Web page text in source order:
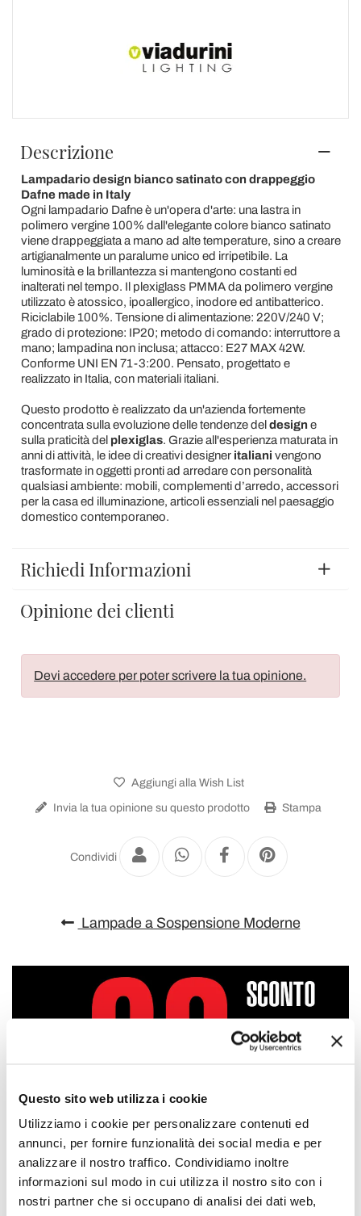
Questo sito web utilizza i cookie
Utilizziamo i cookie per personalizzare contenuti ed
annunci, per fornire funzionalità dei social media e per
analizzare il nostro traffico. Condividiamo inoltre
informazioni sul modo in cui utilizza il nostro sito con i
nostri partner che si occupano di analisi dei dati web,
Descrizione
Lampadario design bianco satinato con drappeggio
Dafne made in Italy
Ogni lampadario Dafne è un'opera d'arte: una lastra in
polimero vergine 100% dall'elegante colore bianco satinato
viene drappeggiata a mano ad alte temperature, sino a creare
artigianalmente un paralume unico ed irripetibile. La
luminosità e la brillantezza si mantengono costanti ed
inalterati nel tempo. Il plexiglass PMMA da polimero vergine
utilizzato è atossico, ipoallergico, inodore ed antibatterico.
Riciclabile 100%. Tensione di alimentazione: 220V/240 V;
grado di protezione: IP20; metodo di comando: interruttore a
mano; lampadina non inclusa; attacco: E27 MAX 42W.
Conforme UNI EN 71-3:200. Pensato, progettato e
realizzato in Italia, con materiali italiani.
Questo prodotto è realizzato da un'azienda fortemente
concentrata sulla evoluzione delle tendenze del design e
sulla praticità del plexiglas. Grazie all'esperienza maturata in
anni di attività, le idee di creativi designer italiani vengono
trasformate in oggetti pronti ad arredare con personalità
qualsiasi ambiente: mobili, complementi d’arredo, accessori
per la casa ed illuminazione, articoli essenziali nel paesaggio
domestico contemporaneo.
Richiedi Informazioni
Opinione dei clienti
Devi accedere per poter scrivere la tua opinione.
Aggiungi alla Wish List
Invia la tua opinione su questo prodotto Stampa
Condividi
Lampade a Sospensione Moderne